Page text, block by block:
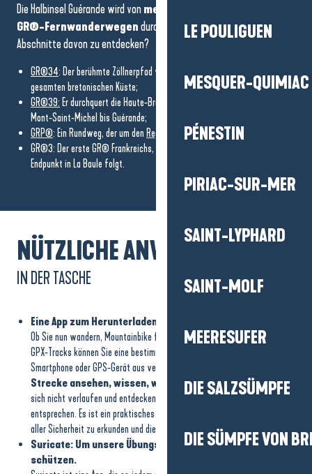
LE POULIGUEN
MESQUER-QUIMIAC
PÉNESTIN
PIRIAC-SUR-MER
SAINT-LYPHARD
SAINT-MOLF
MEERESUFER
DIE SALZSÜMPFE
DIE SÜMPFE VON
Die Halbinsel Guérande wird vonmehreren symbolträchtigen
GR®-Fernwanderwegendurchzogen. Sind Sie bereit, einige
Abschnitte davon zu entdecken?
GR®34: Der berühmte Zöllnerpfad verläuft über 2 000 km entlang der
gesamten bretonischen Küste;
GR®39: Er durchquert die Haute-Bretagne von Norden nach Süden, vom
Mont-Saint-Michel bis Guérande;
GRP®: Ein Rundweg, der um den Regionalen Naturpark Brière
GR®3: Der erste GR® Frankreichs, der der Loire von der Quelle bis zum
Endpunkt in La Baule folgt.
NÜTZLICHE ANWENDUNGEN
IN DER TASCHE
Eine App zum Herunterladen und Lesen von GPX-Tracks
Ob Sie nun wandern, Mountainbike fahren oder in der Natur laufen – mit
GPX-Tracks können Sie eine bestimmte Route direkt von Ihrem
Smartphone oder GPS-Gerät aus verfolgen. Sie können
Strecke ansehen, wissen, wie weit sie entfernt ist, können
sich nicht verlaufen und entdecken gleichzeitig Routen, die Ihrem Niveau
entsprechen. Es ist ein praktisches Hilfsmittel, um unsere Landschaften in
aller Sicherheit zu erkunden und die Wanderwege optimal zu nutzen.
Suricate: Um unsere Übungsgebiete zu melden und zu
schützen.